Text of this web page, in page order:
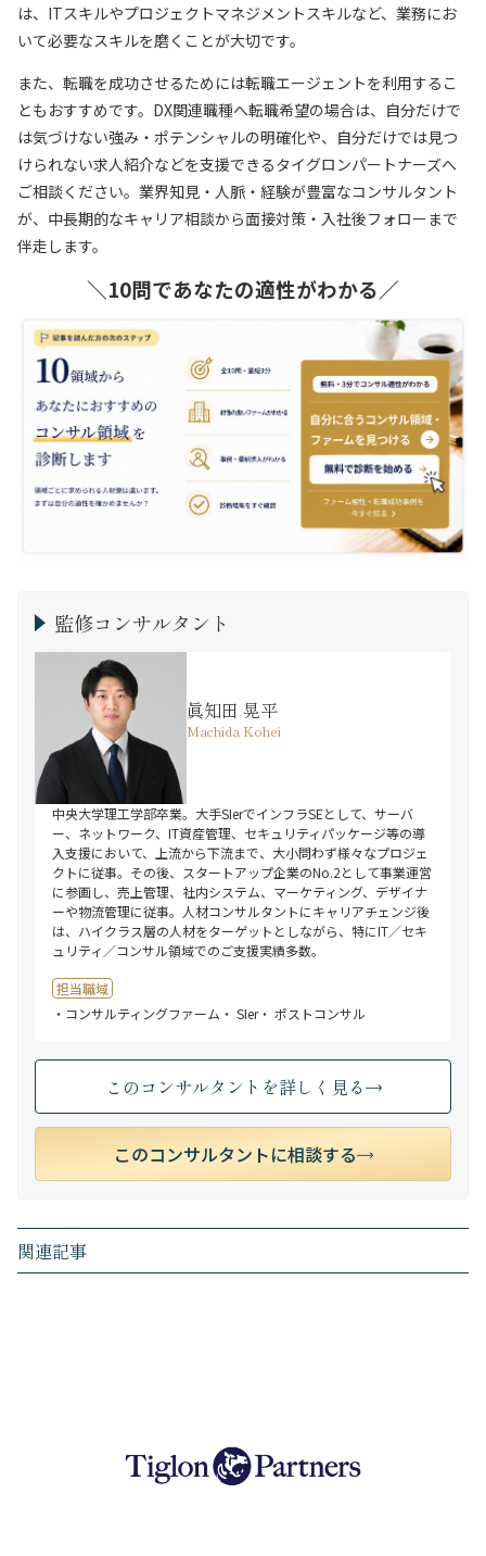
は、ITスキルやプロジェクトマネジメントスキルなど、業務にお
いて必要なスキルを磨くことが大切です。
また、転職を成功させるためには転職エージェントを利用するこ
ともおすすめです。DX関連職種へ転職希望の場合は、自分だけで
は気づけない強み・ポテンシャルの明確化や、自分だけでは見つ
けられない求人紹介などを支援できるタイグロンパートナーズへ
ご相談ください。業界知見・人脈・経験が豊富なコンサルタント
が、中長期的なキャリア相談から面接対策・入社後フォローまで
伴走します。
＼10問であなたの適性がわかる／
監修コンサルタント
眞知田 晃平
Machida Kohei
中央大学理工学部卒業。大手SIerでインフラSEとして、サーバ
ー、ネットワーク、IT資産管理、セキュリティパッケージ等の導
入支援において、上流から下流まで、大小問わず様々なプロジェ
クトに従事。その後、スタートアップ企業のNo.2として事業運営
に参画し、売上管理、社内システム、マーケティング、デザイナ
ーや物流管理に従事。人材コンサルタントにキャリアチェンジ後
は、ハイクラス層の人材をターゲットとしながら、特にIT／セキ
ュリティ／コンサル領域でのご支援実績多数。
担当職域
・コンサルティングファーム ・ SIer・ ポストコンサル
このコンサルタントを詳しく見る
このコンサルタントに相談する
関連記事